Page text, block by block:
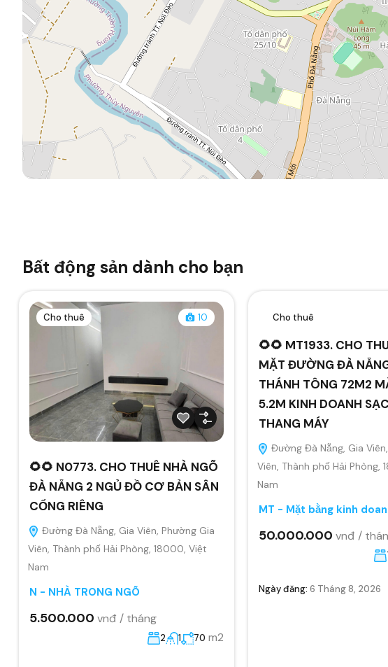
Bất động sản dành cho bạn
Cho thuê 10
🌻🌻 N0773. CHO THUÊ NHÀ NGÕ
ĐÀ NẴNG 2 NGỦ ĐỒ CƠ BẢN SÂN
CỔNG RIÊNG
Đường Đà Nẵng, Gia Viên, Phường Gia
Viên, Thành phố Hải Phòng, 18000, Việt
Nam
N - NHÀ TRONG NGÕ
5.500.000 vnđ / tháng
2 1 70 m2
Cho thuê
🌻🌻 MT1933. CHO
MẶT ĐƯỜNG ĐÀ
THÁNH TÔNG 72M2
5.2M KINH DOANH
THANG MÁY
Đường Đà Nẵng, Gia
Viên, Thành phố Hải Phòng,
Nam
MT - Mặt bằng kinh
50.000.000 vnđ /
Ngày đăng: 6 Tháng 8, 2026